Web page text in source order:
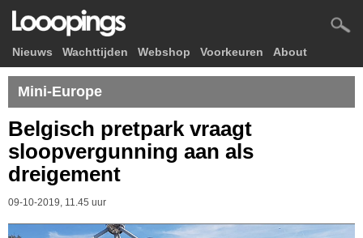
Nieuws Wachttijden Webshop Voorkeuren About
Mini-Europe
Belgisch pretpark vraagt
sloopvergunning aan als
dreigement
09-10-2019, 11.45 uur